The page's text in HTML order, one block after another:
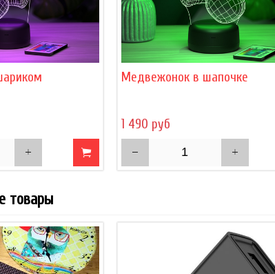
Медвежонок в шапочке
1 490 руб
товары